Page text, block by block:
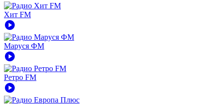
Хит FM
play_circle
Маруся ФМ
play_circle
Ретро FM
play_circle